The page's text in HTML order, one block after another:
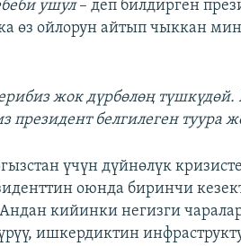
ушул– деп билдирген
өз ойлорун айтып чыккан
жок дүрбөлөң түшкүдөй.
президент белгилеген туура
үчүн дүйнөлүк
оюнда биринчи
кийинки негизги
ишкердиктин